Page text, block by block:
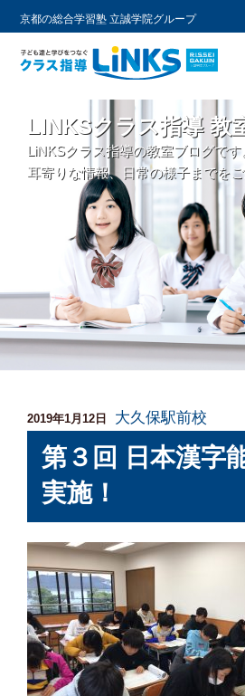
京都の総合学習塾 立誠学院グループ
LINKSクラス指導 教
LiNKSクラス指導の教室ブログです
耳寄りな情報、日常の様子までをご
投
2019年1月12日 大久保駅前校
第３回 日本漢字
実施！